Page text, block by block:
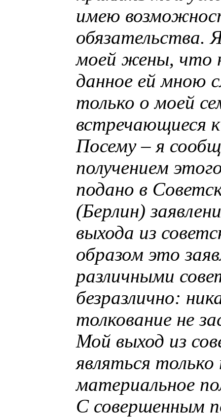
имею
обязательства.
моей жены, что
данное ей мною
только о моей
встречающиеся
Посему – я
получением
подано в
(Берлин)
выхода из
образом это
различными
безразлично:
толкование не
Мой выход из
являться
материальное
С совершенным